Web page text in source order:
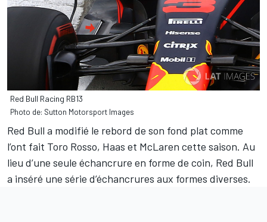
Red Bull Racing RB13
Photo de: Sutton Motorsport Images
Red Bull a modifié le rebord de son fond plat comme
l’ont fait Toro Rosso, Haas et McLaren cette saison. Au
lieu d’une seule échancrure en forme de coin, Red Bull
a inséré une série d’échancrures aux formes diverses.